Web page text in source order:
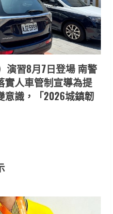
演習8月7日登場 南警
實人車管制宣導為提
意識，「2026城鎮韌